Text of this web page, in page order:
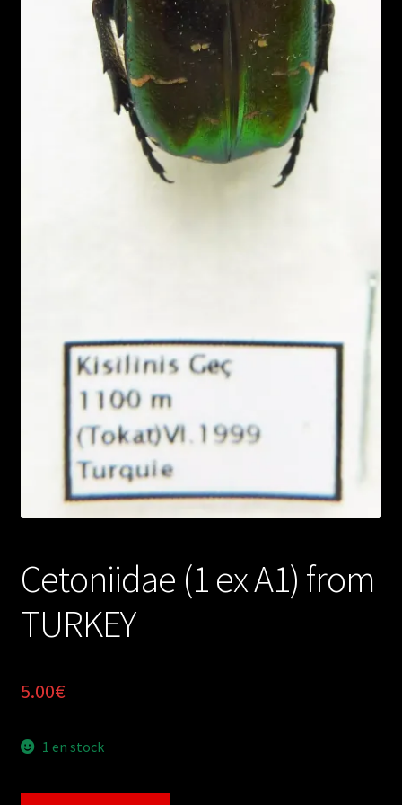
Cetoniidae (1 ex A1) from
TURKEY
5.00€
1 en stock